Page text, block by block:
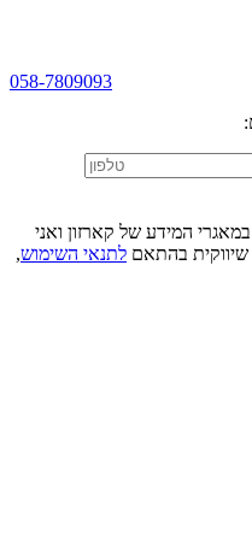
058-7809093
המידע של קארזון ואני
שיווקית בהתאם לתנאי השימוש,